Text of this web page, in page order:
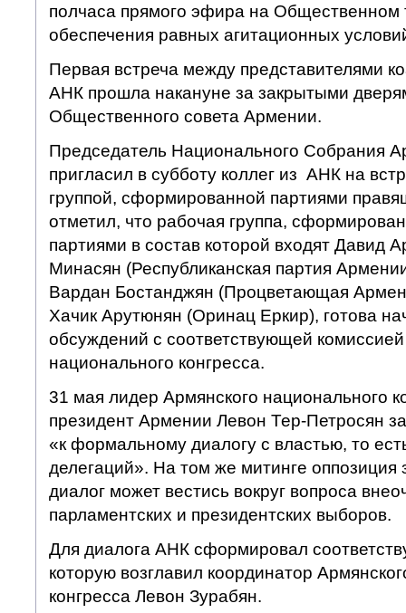
полчаса прямого эфира на Общественном
обеспечения равных агитационных
Первая встреча между представителями
АНК прошла накануне за закрытыми
Общественного совета Армении.
Председатель Национального Собрания
пригласил в субботу коллег из АНК на
группой, сформированной партиями
отметил, что рабочая группа,
партиями в состав которой входят Давид
Минасян (Республиканская партия
Вардан Бостанджян (Процветающая
Хачик Арутюнян (Оринац Еркир), готова
обсуждений с соответствующей
национального конгресса.
31 мая лидер Армянского национального
президент Армении Левон Тер-Петросян
«к формальному диалогу с властью, то
делегаций». На том же митинге оппозиция
диалог может вестись вокруг вопроса
парламентских и президентских выборов.
Для диалога АНК сформировал
которую возглавил координатор
конгресса Левон Зурабян.